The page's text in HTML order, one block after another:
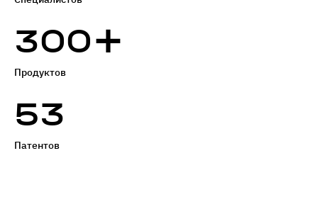
300+
Продуктов
53
Патентов